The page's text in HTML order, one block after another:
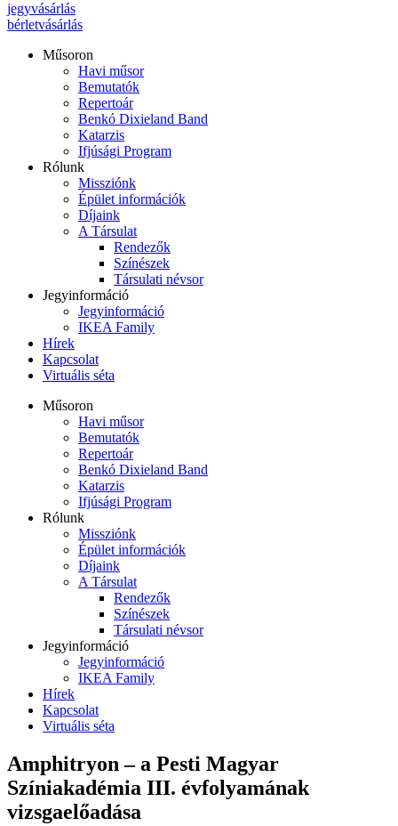
jegyvásárlás
bérletvásárlás
Műsoron
Havi műsor
Bemutatók
Repertoár
Benkó Dixieland Band
Katarzis
Ifjúsági Program
Rólunk
Missziónk
Épület információk
Díjaink
A Társulat
Rendezők
Színészek
Társulati névsor
Jegyinformáció
Jegyinformáció
IKEA Family
Hírek
Kapcsolat
Virtuális séta
Műsoron
Havi műsor
Bemutatók
Repertoár
Benkó Dixieland Band
Katarzis
Ifjúsági Program
Rólunk
Missziónk
Épület információk
Díjaink
A Társulat
Rendezők
Színészek
Társulati névsor
Jegyinformáció
Jegyinformáció
IKEA Family
Hírek
Kapcsolat
Virtuális séta
Amphitryon – a Pesti Magyar
Színiakadémia III. évfolyamának
vizsgaelőadása